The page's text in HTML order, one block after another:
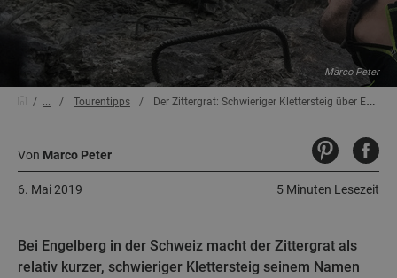
Marco Peter
... Tourentipps Der Zittergrat: Schwieriger Klettersteig über Engelberg
Von Marco Peter
5 Minuten Lesezeit
6. Mai 2019
Bei Engelberg in der Schweiz macht der Zittergrat als
relativ kurzer, schwieriger Klettersteig seinem Namen